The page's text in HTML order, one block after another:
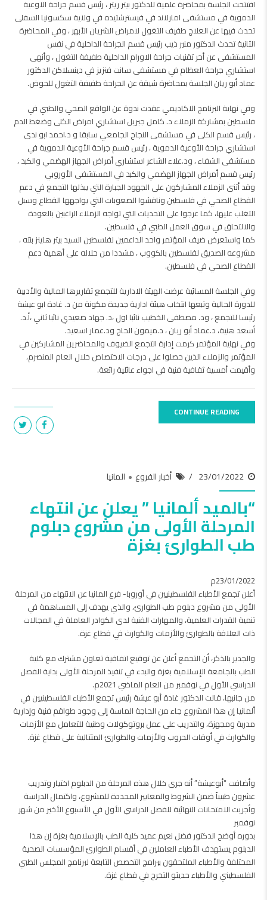
افتتحت الجلسة بمحاضرة علمية للدكتور بيتر ريتر ، رئيس قسم جراحة الاوعية
الدموية في مستشفى امارلاند في فيسترشتيده في ولاية سكسونيا السفلى
تحدث فيها عن العلاج طفيف التغول لامراض الشريان الأبهر ، وفي المحاضرة
الثانية تحدث الدكتور منير ذيب رئيس قسم الجراحة الداخلية في نفس
المستشفى عن أخر تقنيات جراحة الاورام الداخلية طفيفة التغول ، وأنهى
استشاري جراحة العظام في مستشفى سانت فنزيز في دينسلاكن الدكتور
عماد أبو ريان الجلسة بمحاضرة شيقة عن الجراحة طفيفة التغول للحوض.
وفي نهاية البرنامج الاكاديمي عقدت ندوة عن الواقع الصحي والطبي في
فلسطين بمشاركة الزملاء د. كامل جبريل استشاري امراض الكلى وضغط الدم
، رئيس قسم الكلى في مستشفى النجاح الجامعي سابقا و د.احمد ابو ندى
استشاري جراحة الأوعية الدموية ، رئيس قسم جراحة الأوعية الدموية في
مستشفى الشفاء ، ود.علاء الشاعر استشاري أمراض الجهاز الهضمي والكبد ،
رئيس قسم أمراض الجهاز الهضمي والكبد في المستشفى الأوروبي
وقد أثنى الزملاء المشاركون على الجهود الجبارة التي يبذلها التجمع في دعم
القطاع الصحي في فلسطين وناقشوا الصعوبات التي يواجهها القطاع وسبل
التغلب عليها، كما عرجوا على التحديات التي تواجه الزملاء الراغبين بالعودة
والالتحاق في سوق العمل الطبي في فلسطين.
كما واستعرض ضيف المؤتمر واحد الداعمين لفلسطين السيد بيتر هاينز بنته ،
مشروعه الصديق لفلسطين بالكووب ، مشددا من خلاله على أهمية دعم
القطاع الصحي في فلسطين.
وفي الجلسة المسائية عرضت الهيئة الادارية للتجمع تقاريرها المالية والأدبية
للدورة الحالية وتبعها انتخاب هيئة ادارية جديدة مكونة من د. غادة ابو عيشة
رئيسا للتجمع ، ود. مصطفى الخطيب نائبا اول ،د. جهاد صعيدي نائبا ثاني ،أ.د.
أسعد هنية، د.عماد أبو ريان ، د.ميمون الحاج ود.عمار اسعيد.
وفي نهاية المؤتمر كرمت إدارة التجمع الضيوف والمحاضرين المشاركين في
المؤتمر والزملاء الذين حصلوا على درجات الاختصاص خلال العام المنصرم،
وأقيمت أمسية ثقافية فنية في اجواء عائلية رائعة.
CONTINUE READING
23/01/2022 أخبار الفروع المانيا
“بالميد ألمانيا ” يعلن عن انتهاء
المرحلة الأولى من مشروع دبلوم
طب الطوارئ بغزة
23/01/2022م
أعلن تجمع الأطباء الفلسطينيين في أوروبا- فرع المانيا عن الانتهاء من المرحلة
الأولى من مشروع دبلوم طب الطوارئ، والذي يهدف إلى المساهمة في
تنمية القدرات العلمية، والمهارات الفنية لدى الكوادر العاملة في المجالات
ذات العلاقة بالطوارئ والأزمات والكوارث في قطاع غزة.
والجدير بالذكر، أن التجمع أعلن عن توقيع اتفاقية تعاون مشترك مع كلية
الطب بالجامعة الإسلامية بغزة والبدء في تنفيذ المرحلة الأولى بداية الفصل
الدراسي الأول في نوفمبر من العام الماضي 2021م.
من جانبها، قالت الدكتور غادة أبو عيشة رئيس تجمع الأطباء الفلسطينيين في
ألمانيا إن هذا المشروع جاء من الحاجة الماسة إلى وجود طواقم فنية وإدارية
مدربة ومجهزة، والتدريب على عمل بروتوكولات وطنية للتعامل مع الأزمات
والكوارث في أوقات الحروب والأزمات والطوارئ المتتالية على قطاع غزة.
وأضافت “أبوعيشة” أنه جرى خلال هذه المرحلة من الدبلوم اختيار وتدريب
عشرون طبيباً ضمن الشروط والمعايير المحددة للمشروع، واكتمال الدراسة
وأجريت الامتحانات النهائية للفصل الدراسي الأول في الأسبوع الأخير من شهر
نوفمبر
بدوره أوضح الدكتور فضل نعيم عميد كلية الطب بالإسلامية بغزة إن هذا
الدبلوم يستهدف الأطباء العاملين في أقسام الطوارئ المؤسسات الصحية
المختلفة والأطباء الملتحقون ببرامج التخصص التابعة لبرنامج المجلس الطبي
الفلسطيني والأطباء حديثو التخرج في قطاع غزة.